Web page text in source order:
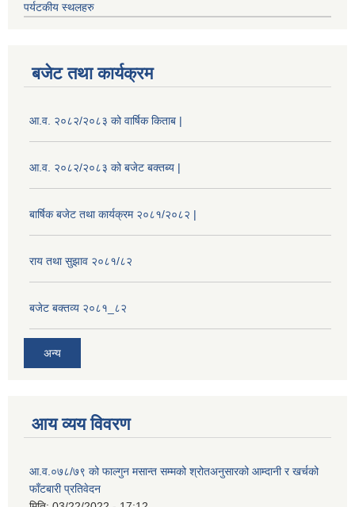
पर्यटकीय स्थलहरु
बजेट तथा कार्यक्रम
आ.व. २०८२/२०८३ को वार्षिक किताब |
आ.व. २०८२/२०८३ को बजेट बक्तब्य |
बार्षिक बजेट तथा कार्यक्रम २०८१/२०८२ |
राय तथा सुझाव २०८१/८२
बजेट बक्तव्य २०८१_८२
अन्य
आय व्यय विवरण
आ.व.०७८/७९ को फाल्गुन मसान्त सम्मको श्रोतअनुसारको आम्दानी र खर्चको
फाँटबारी प्रतिवेदन